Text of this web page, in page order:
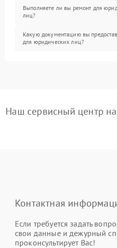
Выполняете ли вы ремонт для
лиц?
Какую документацию вы
для юридических лиц?
Наш сервисный центр
Контактная
Если требуется задать
свои данные и дежурный
проконсультирует Вас!